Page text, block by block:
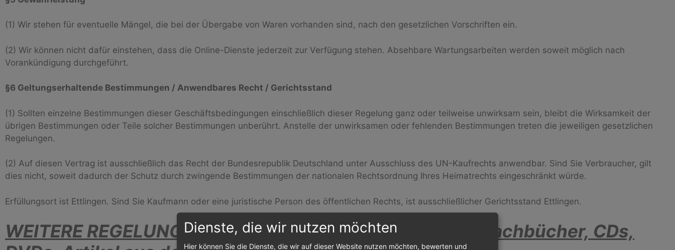
(1) Wir stehen für eventuelle Mängel, die bei der Übergabe von Waren vorhanden sind, nach den gesetzlichen Vorschriften ein.
(2) Wir können nicht dafür einstehen, dass die Online-Dienste jederzeit zur Verfügung stehen. Absehbare Wartungsarbeiten werden soweit möglich nach
Vorankündigung durchgeführt.
§6 Geltungserhaltende Bestimmungen / Anwendbares Recht / Gerichtsstand
(1) Sollten einzelne Bestimmungen dieser Geschäftsbedingungen einschließlich dieser Regelung ganz oder teilweise unwirksam sein, bleibt die Wirksamkeit der
übrigen Bestimmungen oder Teile solcher Bestimmungen unberührt. Anstelle der unwirksamen oder fehlenden Bestimmungen treten die jeweiligen gesetzlichen
Regelungen.
(2) Auf diesen Vertrag ist ausschließlich das Recht der Bundesrepublik Deutschland unter Ausschluss des UN-Kaufrechts anwendbar. Sind Sie Verbraucher, gilt
dies nicht, soweit dadurch der Schutz durch zwingende Bestimmungen der nationalen Rechtsordnung Ihres Heimatrechts eingeschränkt würde.
Erfüllungsort ist Ettlingen. Sind Sie Kaufmann oder eine juristische Person des öffentlichen Rechts, ist ausschließlicher Gerichtsstand Ettlingen.
WEITERE REGELUNGEN bei der Bestellung von WAREN (Fachbücher, CDs,
Dienste, die wir nutzen möchten
Hier können Sie die Dienste, die wir auf dieser Website nutzen möchten, bewerten und